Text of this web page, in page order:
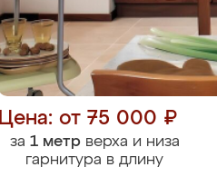
Цена: от 75 000 ₽
за 1 метрверха и низа
гарнитура в длину